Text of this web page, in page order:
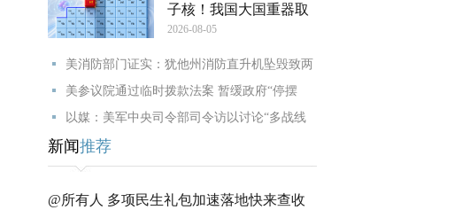
子核！我国大国重器取
2026-08-05
美消防部门证实：犹他州消防直升机坠毁致两
美参议院通过临时拨款法案 暂缓政府“停摆
以媒：美军中央司令部司令访以讨论“多战线
新闻推荐
@所有人 多项民生礼包加速落地快来查收